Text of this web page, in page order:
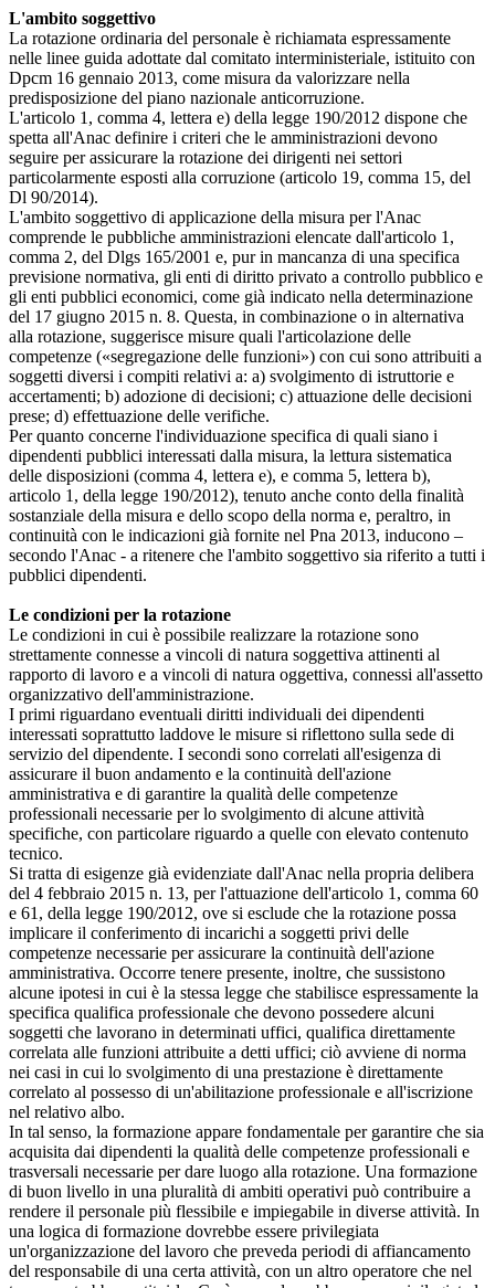
L'ambito soggettivo
La rotazione ordinaria del personale è richiamata espressamente
nelle linee guida adottate dal comitato interministeriale, istituito con
Dpcm 16 gennaio 2013, come misura da valorizzare nella
predisposizione del piano nazionale anticorruzione.
L'articolo 1, comma 4, lettera e) della legge 190/2012 dispone che
spetta all'Anac definire i criteri che le amministrazioni devono
seguire per assicurare la rotazione dei dirigenti nei settori
particolarmente esposti alla corruzione (articolo 19, comma 15, del
Dl 90/2014).
L'ambito soggettivo di applicazione della misura per l'Anac
comprende le pubbliche amministrazioni elencate dall'articolo 1,
comma 2, del Dlgs 165/2001 e, pur in mancanza di una specifica
previsione normativa, gli enti di diritto privato a controllo pubblico e
gli enti pubblici economici, come già indicato nella determinazione
del 17 giugno 2015 n. 8. Questa, in combinazione o in alternativa
alla rotazione, suggerisce misure quali l'articolazione delle
competenze («segregazione delle funzioni») con cui sono attribuiti a
soggetti diversi i compiti relativi a: a) svolgimento di istruttorie e
accertamenti; b) adozione di decisioni; c) attuazione delle decisioni
prese; d) effettuazione delle verifiche.
Per quanto concerne l'individuazione specifica di quali siano i
dipendenti pubblici interessati dalla misura, la lettura sistematica
delle disposizioni (comma 4, lettera e), e comma 5, lettera b),
articolo 1, della legge 190/2012), tenuto anche conto della finalità
sostanziale della misura e dello scopo della norma e, peraltro, in
continuità con le indicazioni già fornite nel Pna 2013, inducono –
secondo l'Anac - a ritenere che l'ambito soggettivo sia riferito a tutti i
pubblici dipendenti.
Le condizioni per la rotazione
Le condizioni in cui è possibile realizzare la rotazione sono
strettamente connesse a vincoli di natura soggettiva attinenti al
rapporto di lavoro e a vincoli di natura oggettiva, connessi all'assetto
organizzativo dell'amministrazione.
I primi riguardano eventuali diritti individuali dei dipendenti
interessati soprattutto laddove le misure si riflettono sulla sede di
servizio del dipendente. I secondi sono correlati all'esigenza di
assicurare il buon andamento e la continuità dell'azione
amministrativa e di garantire la qualità delle competenze
professionali necessarie per lo svolgimento di alcune attività
specifiche, con particolare riguardo a quelle con elevato contenuto
tecnico.
Si tratta di esigenze già evidenziate dall'Anac nella propria delibera
del 4 febbraio 2015 n. 13, per l'attuazione dell'articolo 1, comma 60
e 61, della legge 190/2012, ove si esclude che la rotazione possa
implicare il conferimento di incarichi a soggetti privi delle
competenze necessarie per assicurare la continuità dell'azione
amministrativa. Occorre tenere presente, inoltre, che sussistono
alcune ipotesi in cui è la stessa legge che stabilisce espressamente la
specifica qualifica professionale che devono possedere alcuni
soggetti che lavorano in determinati uffici, qualifica direttamente
correlata alle funzioni attribuite a detti uffici; ciò avviene di norma
nei casi in cui lo svolgimento di una prestazione è direttamente
correlato al possesso di un'abilitazione professionale e all'iscrizione
nel relativo albo.
In tal senso, la formazione appare fondamentale per garantire che sia
acquisita dai dipendenti la qualità delle competenze professionali e
trasversali necessarie per dare luogo alla rotazione. Una formazione
di buon livello in una pluralità di ambiti operativi può contribuire a
rendere il personale più flessibile e impiegabile in diverse attività. In
una logica di formazione dovrebbe essere privilegiata
un'organizzazione del lavoro che preveda periodi di affiancamento
del responsabile di una certa attività, con un altro operatore che nel